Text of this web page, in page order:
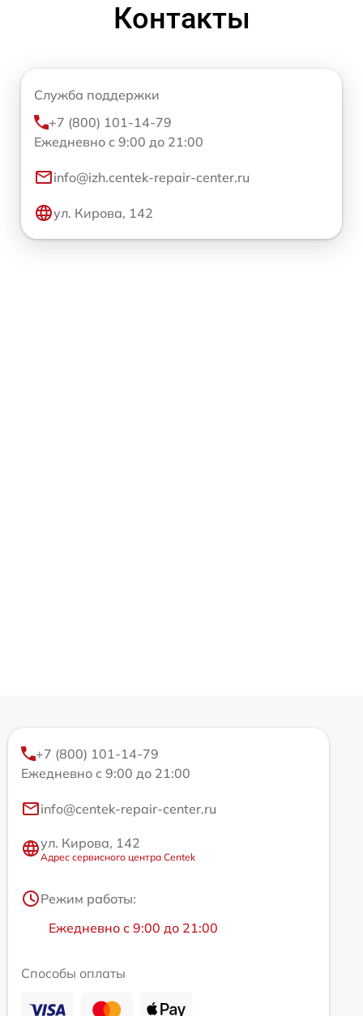
Контакты
Служба поддержки
+7 (800) 101-14-79
Ежедневно с 9:00 до 21:00
info@izh.centek-repair-center.ru
ул. Кирова, 142
+7 (800) 101-14-79
Ежедневно с 9:00 до 21:00
info@centek-repair-center.ru
ул. Кирова, 142
Адрес сервисного центра Centek
Режим работы:
Ежедневно с 9:00 до 21:00
Способы оплаты